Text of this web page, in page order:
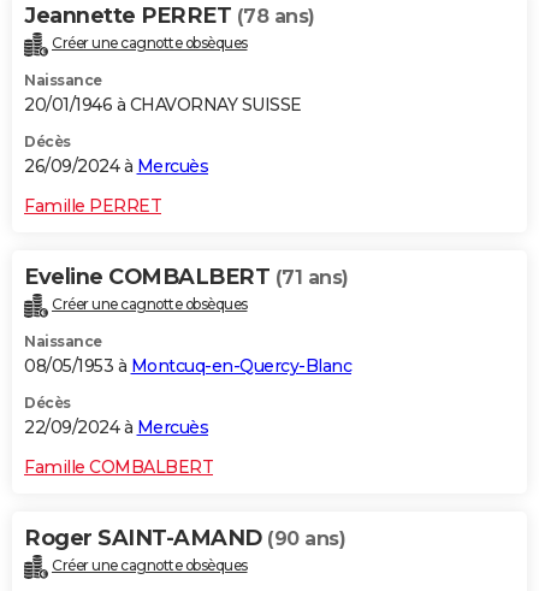
Jeannette PERRET (78 ans)
Créer une cagnotte obsèques
Naissance
20/01/1946 à CHAVORNAY SUISSE
Décès
26/09/2024 à Mercuès
Famille PERRET
Eveline COMBALBERT (71 ans)
Créer une cagnotte obsèques
Naissance
08/05/1953 à Montcuq-en-Quercy-Blanc
Décès
22/09/2024 à Mercuès
Famille COMBALBERT
Roger SAINT-AMAND (90 ans)
Créer une cagnotte obsèques